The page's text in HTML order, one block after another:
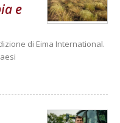
e
di Eima International.